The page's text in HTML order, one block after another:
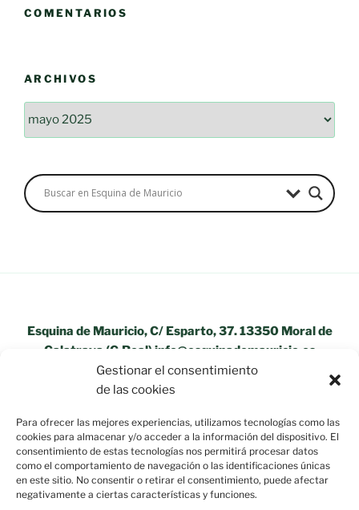
Gestionar el consentimiento
de las cookies
Para ofrecer las mejores experiencias, utilizamos tecnologías como las
cookies para almacenar y/o acceder a la información del dispositivo. El
consentimiento de estas tecnologías nos permitirá procesar datos
como el comportamiento de navegación o las identificaciones únicas
en este sitio. No consentir o retirar el consentimiento, puede afectar
negativamente a ciertas características y funciones.
COMENTARIOS
ARCHIVOS
Esquina de Mauricio, C/ Esparto, 37. 13350 Moral de
Calatrava (C.Real) info@esquinademauricio.es
«Aviso Legal»